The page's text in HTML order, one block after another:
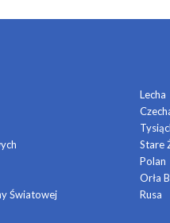
Światowej
Lecha
Stare
Polan
Orła
Rusa